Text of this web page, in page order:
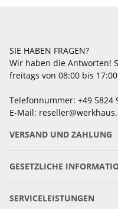
SIE HABEN FRAGEN?
Wir haben die Antworten!
freitags von 08:00 bis
Telefonnummer: +49 5824
E-Mail:
VERSAND UND ZAHLUNG
GESETZLICHE
SERVICELEISTUNGEN